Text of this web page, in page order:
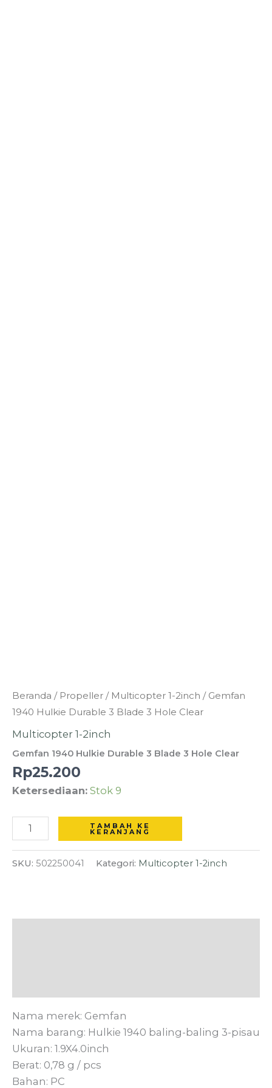
Beranda / Propeller / Multicopter 1-2inch / Gemfan
1940 Hulkie Durable 3 Blade 3 Hole Clear
Multicopter 1-2inch
Gemfan 1940 Hulkie Durable 3 Blade 3 Hole Clear
Rp25.200
Ketersediaan: Stok 9
Kuantitas
Gemfan
1940
Durable
3
Blade
Hole
Clear
TAMBAH KE
KERANJANG
SKU: 502250041 Kategori: Multicopter 1-2inch
Nama merek: Gemfan
Nama barang: Hulkie 1940 baling-baling 3-pisau
Ukuran: 1.9X4.0inch
Berat: 0,78 g / pcs
Bahan: PC